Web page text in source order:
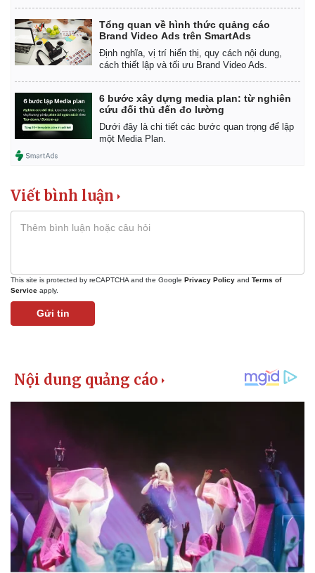
Bất động sản
Khởi nghiệp
Tỷ giá
Chứng khoán
Giá cà phê
Tổng quan về hình thức quảng cáo
Brand Video Ads trên SmartAds
Định nghĩa, vị trí hiển thị, quy cách nội dung,
cách thiết lập và tối ưu Brand Video Ads.
6 bước xây dựng media plan: từ nghiên
cứu đối thủ đến đo lường
Dưới đây là chi tiết các bước quan trọng để lập
một Media Plan.
Viết bình luận
This site is protected by reCAPTCHA and the Google Privacy Policy and Terms of
Service apply.
Gửi tin